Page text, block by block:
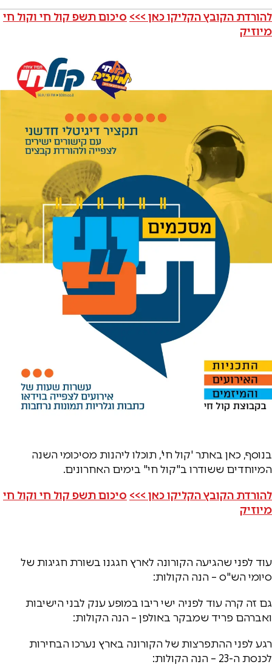
להורדת הקובץ הקליקו כאן >>> סיכום תשפ קול חי וקול חי
מיוזיק
בנוסף, כאן באתר 'קול חי', תוכלו ליהנות מסיכומי השנה
המיוחדים ששודרו ב"קול חי" בימים האחרונים.
להורדת הקובץ הקליקו כאן >>> סיכום תשפ קול חי וקול חי
מיוזיק
עוד לפני שהגיעה הקורונה לארץ חגגנו בשורת חגיגות של
סיומי הש"ס – הנה הקולות:
גם זה קרה עוד לפניה ישי ריבו במופע ענק לבני הישיבות
ואברהם פריד שמבקר באולפן – הנה הקולות:
רגע לפני ההתפרצות של הקורונה בארץ נערכו הבחירות
לכנסת ה-23 – הנה הקולות: